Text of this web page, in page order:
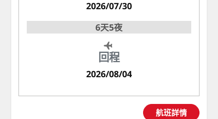
2026/07/30
6天5夜
回程
2026/08/04
航班詳情